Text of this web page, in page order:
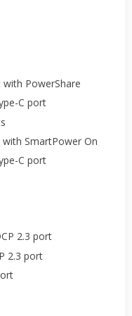
with PowerShare
C port
with SmartPower On
C port
2.3 port
2.3 port